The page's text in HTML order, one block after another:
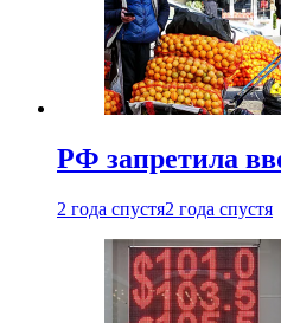
РФ запретила
2 года спустя2 года спустя